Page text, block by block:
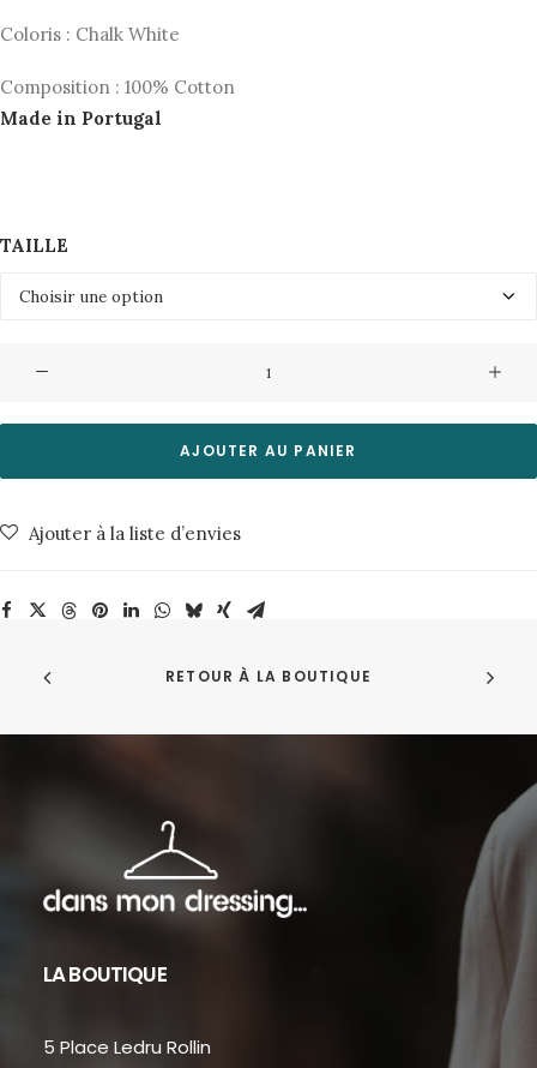
Coloris : Chalk White
Composition : 100% Cotton
Made in Portugal
TAILLE
Sweat
Bones
Jeans
AJOUTER AU PANIER
Ajouter à la liste d’envies
RETOUR À LA BOUTIQUE
LA BOUTIQUE
5 Place Ledru Rollin